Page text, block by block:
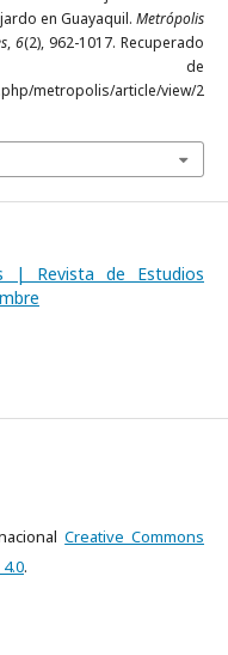
en Guayaquil. Metrópolis
, 6(2), 962-1017. Recuperado
de
metropolis/article/view/2
| Revista de Estudios
Creative Commons
.